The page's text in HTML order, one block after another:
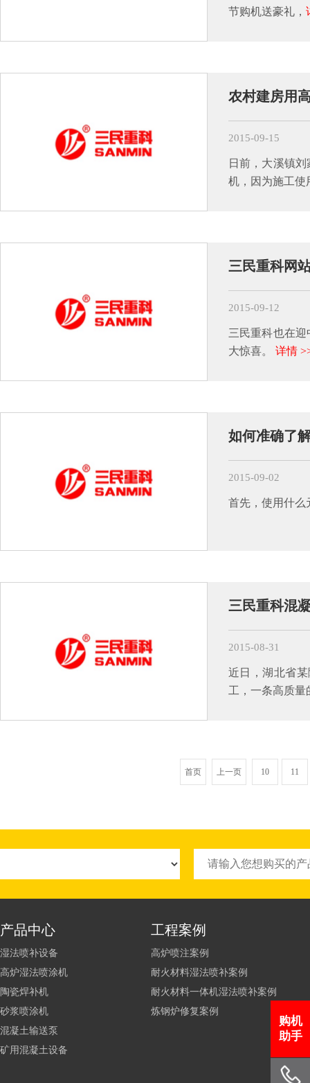
节购机送豪礼，
农村建房用
2015-09-15
日前，大溪镇
机，因为施工使
三民重科网
2015-09-12
三民重科也在
大惊喜。 详情
如何准确了
2015-09-02
首先，使用什么
三民重科混
2015-08-31
近日，湖北省
工，一条高质量
首页 上一页 10 11
产品中心
湿法喷补设备
高炉湿法喷涂机
陶瓷焊补机
砂浆喷涂机
混凝土输送泵
矿用混凝土设备
工程案例
高炉喷注案例
耐火材料湿法喷补案例
耐火材料一体机湿法喷补案例
炼钢炉修复案例
购机
助手